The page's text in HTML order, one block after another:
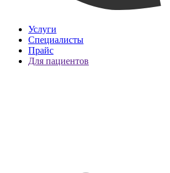
Услуги
Специалисты
Прайс
Для пациентов